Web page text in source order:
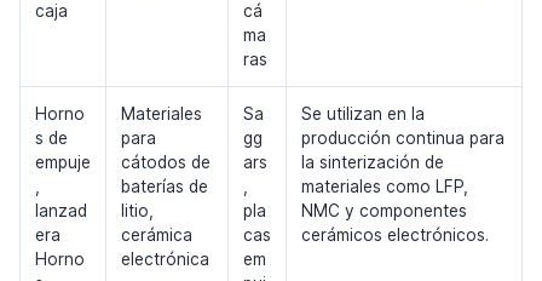
caja
cá
ma
ras
Horno
s de
empuje
,
lanzad
era
Horno
Materiales
para
cátodos de
baterías de
litio,
cerámica
electrónica
Sa
gg
ars
,
pla
cas
em
Se utilizan en la
producción continua para
la sinterización de
materiales como LFP,
NMC y componentes
cerámicos electrónicos.